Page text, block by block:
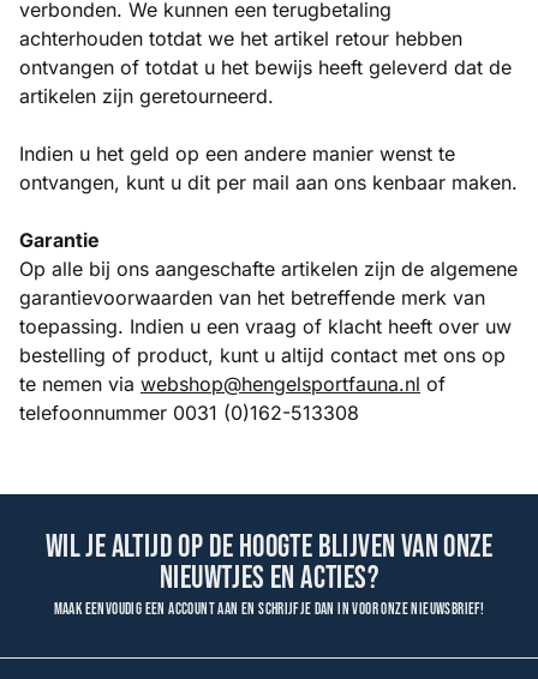
verbonden. We kunnen een terugbetaling
achterhouden totdat we het artikel retour hebben
ontvangen of totdat u het bewijs heeft geleverd dat de
artikelen zijn geretourneerd.
Indien u het geld op een andere manier wenst te
ontvangen, kunt u dit per mail aan ons kenbaar maken.
Garantie
Op alle bij ons aangeschafte artikelen zijn de algemene
garantievoorwaarden van het betreffende merk van
toepassing. Indien u een vraag of klacht heeft over uw
bestelling of product, kunt u altijd contact met ons op
te nemen via webshop@hengelsportfauna.nl of
telefoonnummer 0031 (0)162-513308
Wil je altijd op de hoogte blijven van onze
nieuwtjes en acties?
Maak eenvoudig een account aan en schrijf je dan in voor onze nieuwsbrief!